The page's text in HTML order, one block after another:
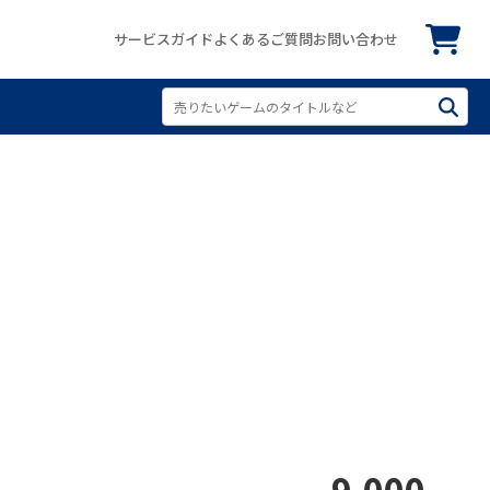
サービスガイドよくあるご質問お問い合わせ